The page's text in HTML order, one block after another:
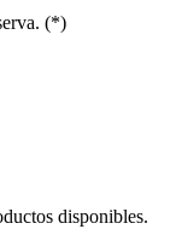
(*)
disponibles.